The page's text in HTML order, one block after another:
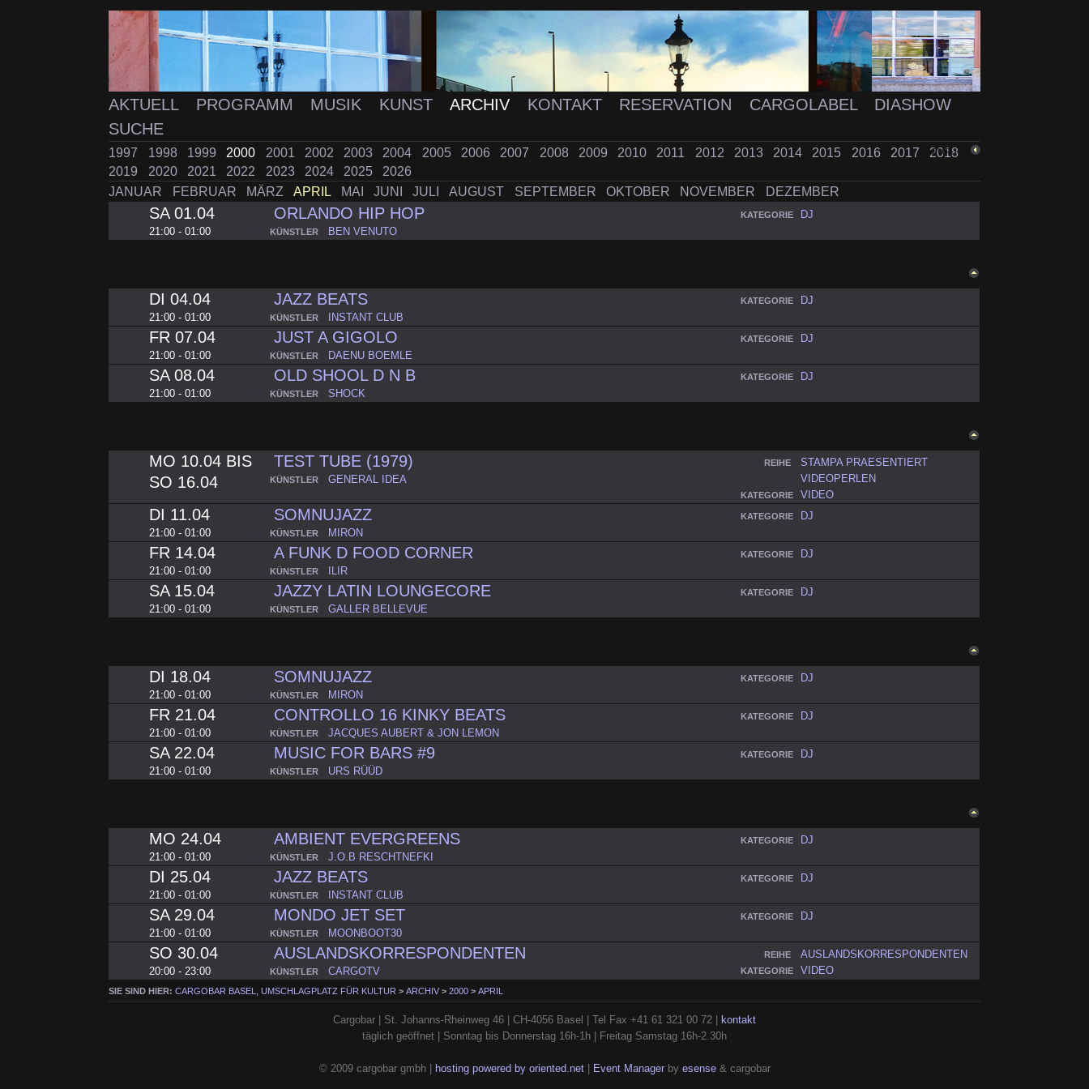
AKTUELL PROGRAMM MUSIK KUNST ARCHIV KONTAKT RESERVATION CARGOLABEL
DIASHOW
SUCHE
1997 1998 1999 2000 2001 2002 2003 2004 2005 2006 2007 2008 2009 2010 2011 2012 2013 2014 2015 2016 2017
2018
2019
2020 2021 2022 2023 2024 2025
2026
JANUAR
FEBRUAR MÄRZ APRIL MAI JUNI JULI AUGUST SEPTEMBER OKTOBER NOVEMBER DEZEMBER
ZURÜCK
SA 01.04
21:00 - 01:00
ORLANDO HIP HOP
KÜNSTLER BEN VENUTO
KATEGORIE DJ
DI 04.04
21:00 - 01:00
JAZZ BEATS
KÜNSTLER INSTANT CLUB
KATEGORIE DJ
FR 07.04
21:00 - 01:00
JUST A GIGOLO
KÜNSTLER DAENU BOEMLE
KATEGORIE DJ
SA 08.04
21:00 - 01:00
OLD SHOOL D N B
KÜNSTLER SHOCK
KATEGORIE DJ
MO 10.04 BIS
SO 16.04
TEST TUBE (1979)
KÜNSTLER GENERAL IDEA
REIHE
STAMPA PRAESENTIERT
VIDEOPERLEN
KATEGORIE VIDEO
DI 11.04
21:00 - 01:00
SOMNUJAZZ
KÜNSTLER MIRON
KATEGORIE DJ
FR 14.04
21:00 - 01:00
A FUNK D FOOD CORNER
KÜNSTLER ILIR
KATEGORIE DJ
SA 15.04
21:00 - 01:00
JAZZY LATIN LOUNGECORE
KÜNSTLER GALLER BELLEVUE
KATEGORIE DJ
DI 18.04
21:00 - 01:00
SOMNUJAZZ
KÜNSTLER MIRON
KATEGORIE DJ
FR 21.04
21:00 - 01:00
CONTROLLO 16 KINKY BEATS
KÜNSTLER JACQUES AUBERT & JON LEMON
KATEGORIE DJ
SA 22.04
21:00 - 01:00
MUSIC FOR BARS #9
KÜNSTLER URS RÜÜD
KATEGORIE DJ
MO 24.04
21:00 - 01:00
AMBIENT EVERGREENS
KÜNSTLER J.O.B RESCHTNEFKI
KATEGORIE DJ
DI 25.04
21:00 - 01:00
JAZZ BEATS
KÜNSTLER INSTANT CLUB
KATEGORIE DJ
SA 29.04
21:00 - 01:00
MONDO JET SET
KÜNSTLER MOONBOOT30
KATEGORIE DJ
SO 30.04
20:00 - 23:00
AUSLANDSKORRESPONDENTEN
KÜNSTLER CARGOTV
REIHE AUSLANDSKORRESPONDENTEN
KATEGORIE VIDEO
SIE SIND HIER:CARGOBAR BASEL, UMSCHLAGPLATZ FÜR KULTUR >ARCHIV >2000 >APRIL
Cargobar | St. Johanns-Rheinweg 46 | CH-4056 Basel | Tel Fax +41 61 321 00 72 |
kontakt
täglich geöffnet | Sonntag bis Donnerstag 16h-1h | Freitag Samstag 16h-2.30h
© 2009 cargobar gmbh | hosting powered by oriented.net| Event Managerby esense& cargobar